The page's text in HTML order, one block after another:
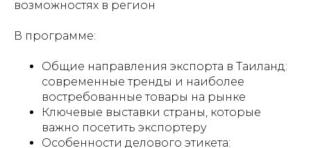
возможностях в регион
В программе:
Общие направления экспорта в Таиланд:
современные тренды и наиболее
востребованные товары на рынке
Ключевые выставки страны, которые
важно посетить экспортеру
Особенности делового этикета: